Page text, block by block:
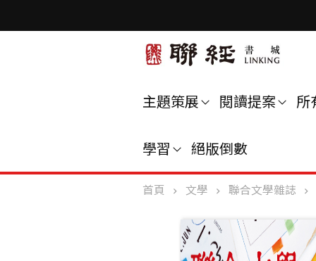
主題策展 閱讀提案 所
學習 絕版倒數
首頁 文學 聯合文學雜誌